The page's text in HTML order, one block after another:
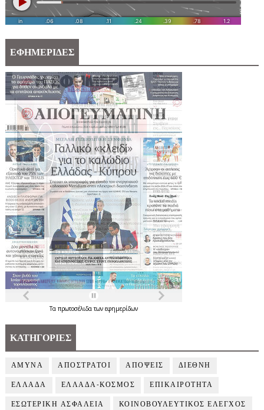
ΕΦΗΜΕΡΙΔΕΣ
Τα πρωτοσέλιδατων εφημερίδων
ΚΑΤΗΓΟΡΙΕΣ
ΑΜΥΝΑ ΑΠΟΣΤΡΑΤΟΙ ΑΠΟΨΕΙΣ ΔΙΕΘΝΗ
ΕΛΛΑΔΑ ΕΛΛΑΔΑ-ΚΟΣΜΟΣ ΕΠΙΚΑΙΡΟΤΗΤΑ
ΕΣΩΤΕΡΙΚΗ ΑΣΦΑΛΕΙΑ ΚΟΙΝΟΒΟΥΛΕΥΤΙΚΟΣ ΕΛΕΓΧΟΣ